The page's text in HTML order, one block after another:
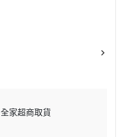
全家超商取貨